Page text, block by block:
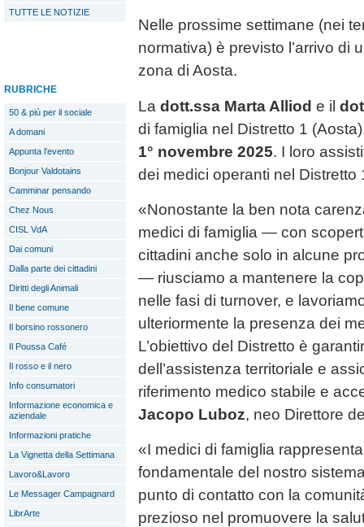
TUTTE LE NOTIZIE
RUBRICHE
50 & più per il sociale
A domani
Appunta l'evento
Bonjour Valdotains
Camminar pensando
Chez Nous
CISL VdA
Dai comuni
Dalla parte dei cittadini
Diritti degli Animali
Il bene comune
Il borsino rossonero
Il Poussa Café
Il rosso e il nero
Info consumatori
Informazione economica e
aziendale
Informazioni pratiche
La Vignetta della Settimana
Lavoro&Lavoro
Le Messager Campagnard
LibrArte
Nelle prossime settimane (nei
normativa) è previsto l’arrivo di
zona di Aosta.
La dott.ssa Marta Alliod e il
di famiglia nel Distretto 1
1° novembre 2025. I loro
dei medici operanti nel Distretto
«Nonostante la ben nota
medici di famiglia — con
cittadini anche solo in alcune
— riusciamo a mantenere la
nelle fasi di turnover, e
ulteriormente la presenza dei
L’obiettivo del Distretto è
dell’assistenza territoriale e
riferimento medico stabile e
Jacopo Luboz, neo Direttore
«I medici di famiglia
fondamentale del nostro
punto di contatto con la
prezioso nel promuovere la